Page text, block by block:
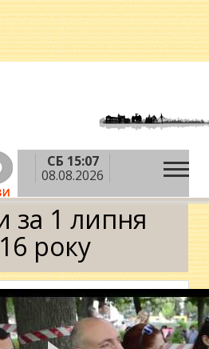
СБ 15:07
08.08.2026
» липень »1 липня
за 1 липня
року